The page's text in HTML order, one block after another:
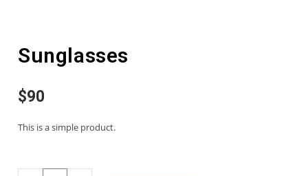
Sunglasses
$90
This is a simple product.